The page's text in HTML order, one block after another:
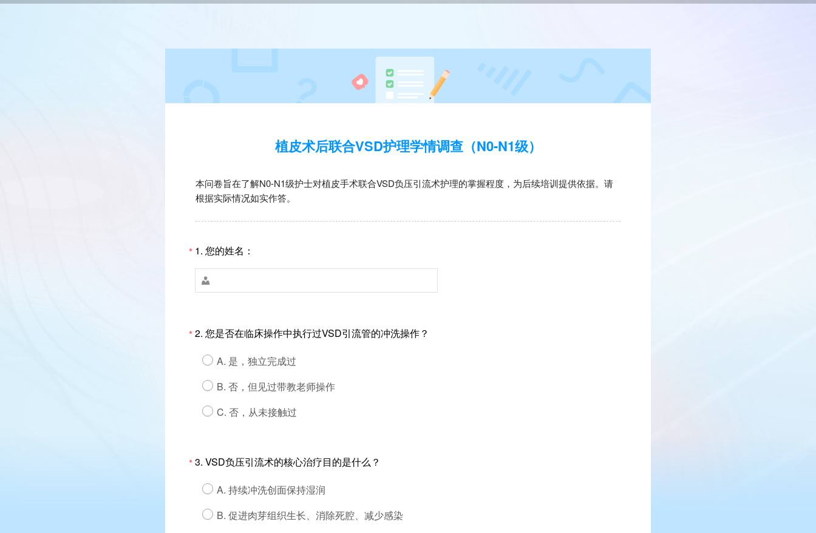
植皮术后联合VSD护理学情调查（N0-N1级）
本问卷旨在了解N0-N1级护士对植皮手术联合VSD负压引流术护理的掌握程度，为后续培训提供依据。请
根据实际情况如实作答。
* 1. 您的姓名：

*2. 您是否在临床操作中执行过VSD引流管的冲洗操作？
A. 是，独立完成过
B. 否，但见过带教老师操作
C. 否，从未接触过
*3. VSD负压引流术的核心治疗目的是什么？
A. 持续冲洗创面保持湿润
B. 促进肉芽组织生长、消除死腔、减少感染